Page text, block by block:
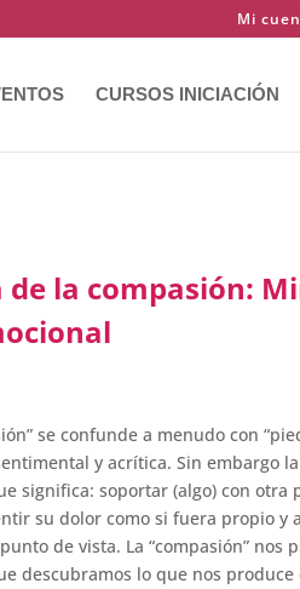
Mi
CURSOS INICIACIÓN
de la compasión:
se confunde a menudo con
y acrítica. Sin embargo la
significa: soportar (algo) con otra
su dolor como si fuera propio y
de vista. La “compasión” nos
descubramos lo que nos